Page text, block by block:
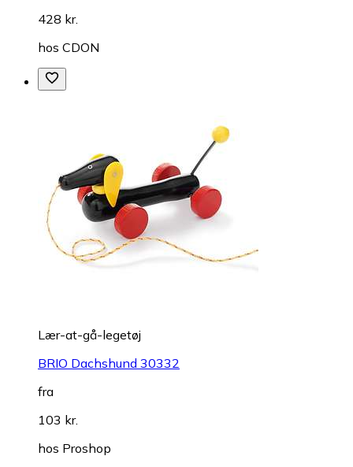
428 kr.
hos CDON
Lær-at-gå-legetøj
BRIO Dachshund 30332
fra
103 kr.
hos Proshop